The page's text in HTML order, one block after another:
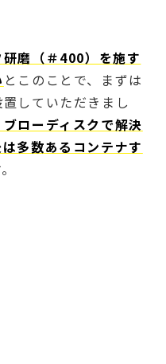
磨（＃400）を施す
とこのことで、まずは
していただきまし
ローディスクで解決
多数あるコンテナす